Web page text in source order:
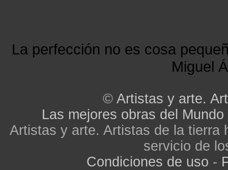
La perfección no es cosa
Miguel
© Artistas y arte.
Las mejores obras del Mundo
Artistas y arte. Artistas de la tierra
servicio de
Condiciones de uso -